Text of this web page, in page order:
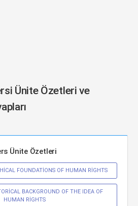
Ünite Özetleri ve
Ünite Özetleri
FOUNDATİONS OF HUMAN RİGHTS
BACKGROUND OF THE IDEA OF
HUMAN RİGHTS